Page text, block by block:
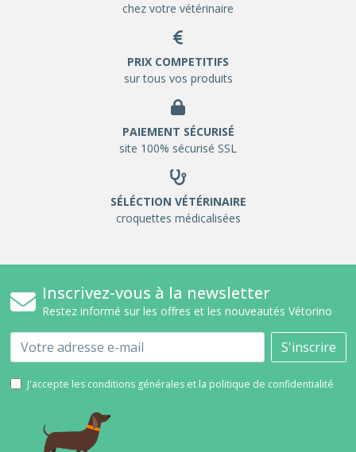
chez votre vétérinaire
PRIX COMPETITIFS
sur tous vos produits
PAIEMENT SÉCURISÉ
site 100% sécurisé SSL
SÉLÉCTION VÉTÉRINAIRE
croquettes médicalisées
Inscrivez-vous à la newsletter
Restez informé sur les offres et les nouveautés Vétorino
Email S'inscrire
J'accepte les conditions générales et la politique de confidentialité